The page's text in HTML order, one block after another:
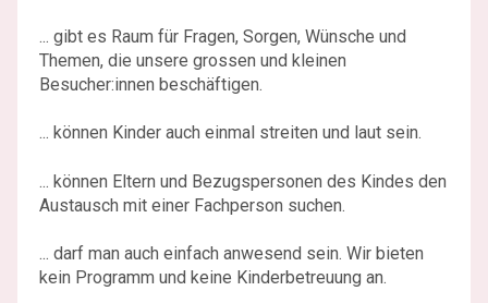
... gibt es Raum für Fragen, Sorgen, Wünsche und
Themen, die unsere grossen und kleinen
Besucher:innen beschäftigen.
... können Kinder auch einmal streiten und laut sein.
... können Eltern und Bezugspersonen des Kindes den
Austausch mit einer Fachperson suchen.
... darf man auch einfach anwesend sein. Wir bieten
kein Programm und keine Kinderbetreuung an.